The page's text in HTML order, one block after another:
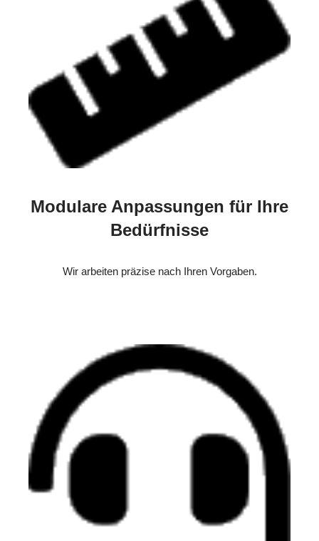
Modulare Anpassungen für Ihre
Bedürfnisse
Wir arbeiten präzise nach Ihren Vorgaben.